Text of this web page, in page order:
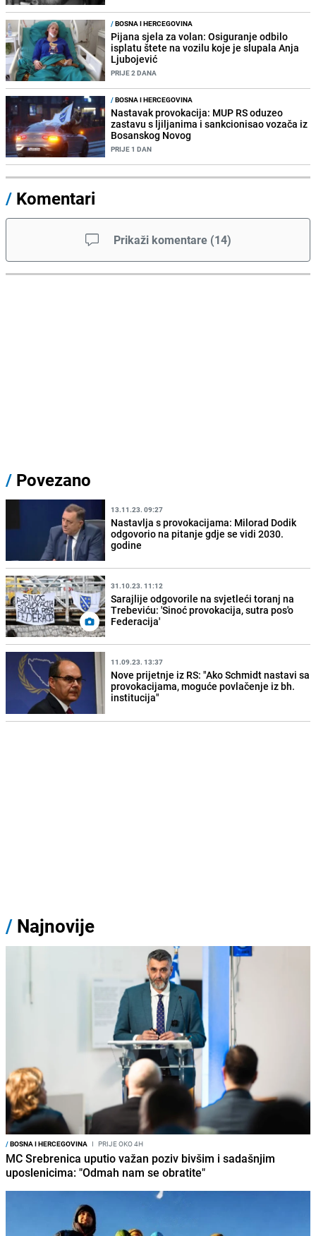
/BOSNA I HERCEGOVINA
Pijana sjela za volan: Osiguranje odbilo
isplatu štete na vozilu koje je slupala Anja
Ljubojević
PRIJE 2 DANA
/BOSNA I HERCEGOVINA
Nastavak provokacija: MUP RS oduzeo
zastavu s ljiljanima i sankcionisao vozača iz
Bosanskog Novog
PRIJE 1 DAN
/ Komentari
Prikaži komentare (14)
/ Povezano
13.11.23. 09:27
Nastavlja s provokacijama: Milorad Dodik
odgovorio na pitanje gdje se vidi 2030.
godine
31.10.23. 11:12
Sarajlije odgovorile na svjetleći toranj na
Trebeviću: 'Sinoć provokacija, sutra pos'o
Federacija'
11.09.23. 13:37
Nove prijetnje iz RS: "Ako Schmidt nastavi sa
provokacijama, moguće povlačenje iz bh.
institucija"
/ Najnovije
/BOSNA I HERCEGOVINA I PRIJE OKO 4H
MC Srebrenica uputio važan poziv bivšim i sadašnjim
uposlenicima: "Odmah nam se obratite"